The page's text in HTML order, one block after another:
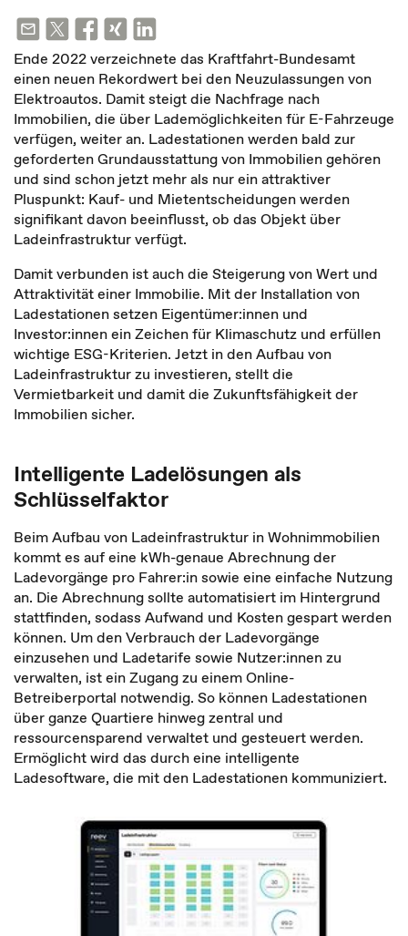
Ende 2022 verzeichnete das Kraftfahrt-Bundesamt
einen neuen Rekordwert bei den Neuzulassungen von
Elektroautos. Damit steigt die Nachfrage nach
Immobilien, die über Lademöglichkeiten für E-Fahrzeuge
verfügen, weiter an. Ladestationen werden bald zur
geforderten Grundausstattung von Immobilien gehören
und sind schon jetzt mehr als nur ein attraktiver
Pluspunkt: Kauf- und Mietentscheidungen werden
signifikant davon beeinflusst, ob das Objekt über
Ladeinfrastruktur verfügt.
Damit verbunden ist auch die Steigerung von Wert und
Attraktivität einer Immobilie. Mit der Installation von
Ladestationen setzen Eigentümer:innen und
Investor:innen ein Zeichen für Klimaschutz und erfüllen
wichtige ESG-Kriterien. Jetzt in den Aufbau von
Ladeinfrastruktur zu investieren, stellt die
Vermietbarkeit und damit die Zukunftsfähigkeit der
Immobilien sicher.
Intelligente Ladelösungen als
Schlüsselfaktor
Beim Aufbau von Ladeinfrastruktur in Wohnimmobilien
kommt es auf eine kWh-genaue Abrechnung der
Ladevorgänge pro Fahrer:in sowie eine einfache Nutzung
an. Die Abrechnung sollte automatisiert im Hintergrund
stattfinden, sodass Aufwand und Kosten gespart werden
können. Um den Verbrauch der Ladevorgänge
einzusehen und Ladetarife sowie Nutzer:innen zu
verwalten, ist ein Zugang zu einem Online-
Betreiberportal notwendig. So können Ladestationen
über ganze Quartiere hinweg zentral und
ressourcensparend verwaltet und gesteuert werden.
Ermöglicht wird das durch eine intelligente
Ladesoftware, die mit den Ladestationen kommuniziert.